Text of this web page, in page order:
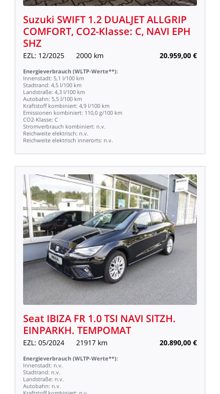
Suzuki SWIFT 1.2 DUALJETALLGRIP
COMFORT, CO2-Klasse: C, NAVI EPH
SHZ
EZL: 12/2025 2000 km 20.959,00 €
Energieverbrauch (WLTP-Werte**):
Innenstadt: 5,1 l/100 km
Stadtrand: 4,5 l/100 km
Landstraße: 4,3 l/100 km
Autobahn: 5,5 l/100 km
Kraftstoff kombiniert: 4,9 l/100 km
Emissionen kombiniert: 110,0 g/100 km
CO2-Klasse: C
Stromverbrauch kombiniert: n.v.
Reichweite elektrisch: n.v.
Reichweite elektrisch innerorts: n.v.
Seat IBIZA FR 1.0TSI NAVI SITZH.
EINPARKH. TEMPOMAT
EZL: 05/2024 21917 km 20.890,00 €
Energieverbrauch (WLTP-Werte**):
Innenstadt: n.v.
Stadtrand: n.v.
Landstraße: n.v.
Autobahn: n.v.